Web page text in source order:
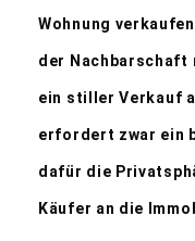
Wohnung
der Nachbarschaft
ein stiller Verkauf
erfordert zwar ein
dafür die
Käufer an die